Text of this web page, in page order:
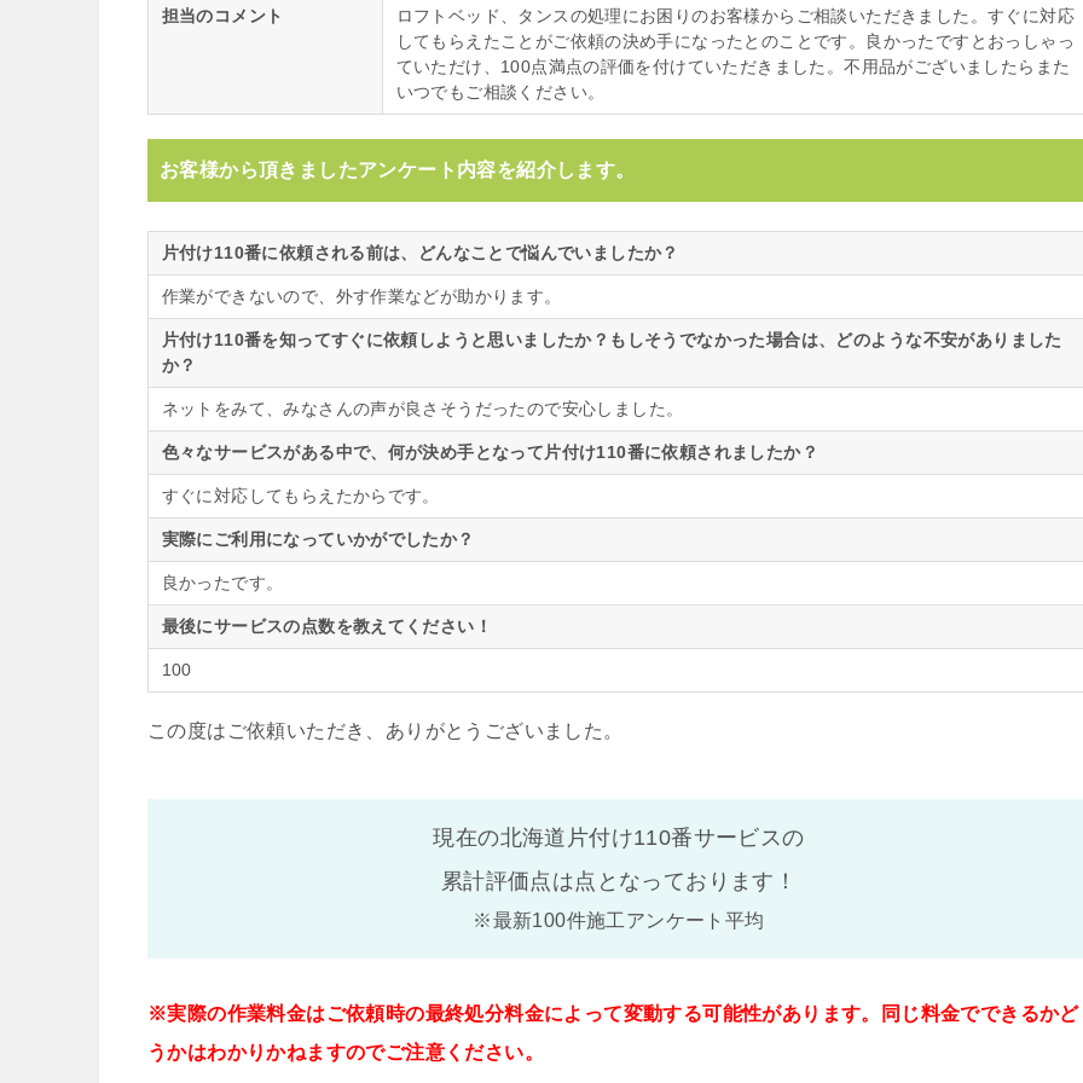
担当のコメント
ロフトベッド、タンスの処理にお困りのお客様からご相談いただきました。すぐに対応
してもらえたことがご依頼の決め手になったとのことです。良かったですとおっしゃっ
ていただけ、100点満点の評価を付けていただきました。不用品がございましたらまた
いつでもご相談ください。
お客様から頂きましたアンケート内容を紹介します。
片付け110番に依頼される前は、どんなことで悩んでいましたか？
作業ができないので、外す作業などが助かります。
片付け110番を知ってすぐに依頼しようと思いましたか？もしそうでなかった場合は、どのような不安がありました
か？
ネットをみて、みなさんの声が良さそうだったので安心しました。
色々なサービスがある中で、何が決め手となって片付け110番に依頼されましたか？
すぐに対応してもらえたからです。
実際にご利用になっていかがでしたか？
良かったです。
最後にサービスの点数を教えてください！
100
この度はご依頼いただき、ありがとうございました。
現在の北海道片付け110番サービスの
累計評価点は点となっております！
※最新100件施工アンケート平均
※実際の作業料金はご依頼時の最終処分料金によって変動する可能性があります。同じ料金でできるかど
うかはわかりかねますのでご注意ください。